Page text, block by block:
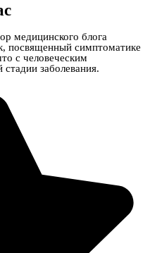
медицинского блога
посвященный симптоматике
с человеческим
заболевания.